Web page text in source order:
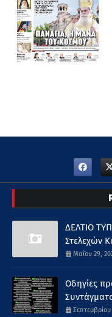
ΔΕΛΤΙΟ
Στελεχών
Μαΐου 29,
Οδηγίες
Σεπτεμβρίου